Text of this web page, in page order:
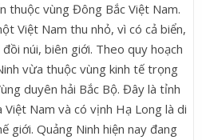
thuộc vùng Đông Bắc Việt Nam.
Việt Nam thu nhỏ, vì có cả biển,
núi, biên giới. Theo quy hoạch
vừa thuộc vùng kinh tế trọng
duyên hải Bắc Bộ. Đây là tỉnh
Việt Nam và có vịnh Hạ Long là di
giới. Quảng Ninh hiện nay đang